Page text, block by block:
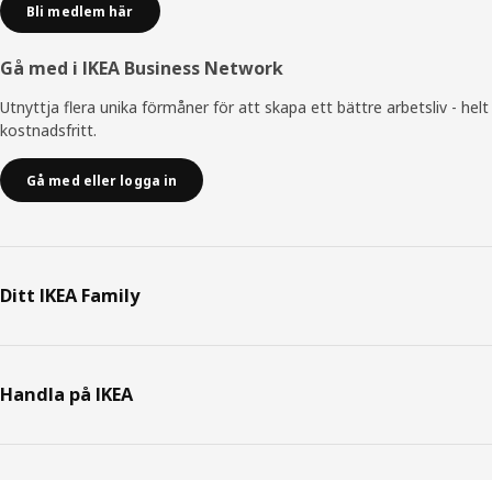
Bli medlem här
Gå med i IKEA Business Network
Utnyttja flera unika förmåner för att skapa ett bättre arbetsliv - helt
kostnadsfritt.
Gå med eller logga in
Ditt IKEA Family
Handla på IKEA